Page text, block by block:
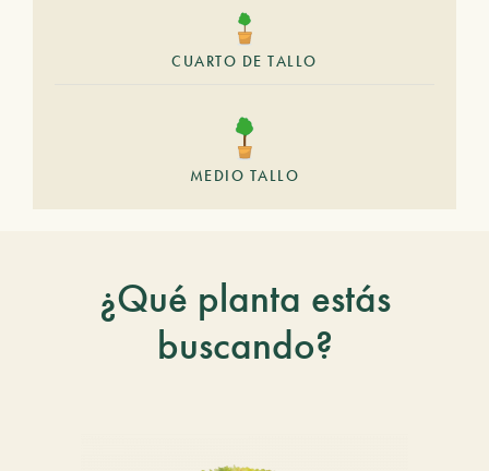
CUARTO DE TALLO
MEDIO TALLO
¿Qué planta estás
buscando?